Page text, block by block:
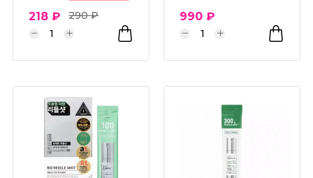
РНА кислоты
Транексамовая кислота
Церамиды
Цинк
218 ₽ 290 ₽ 990 ₽